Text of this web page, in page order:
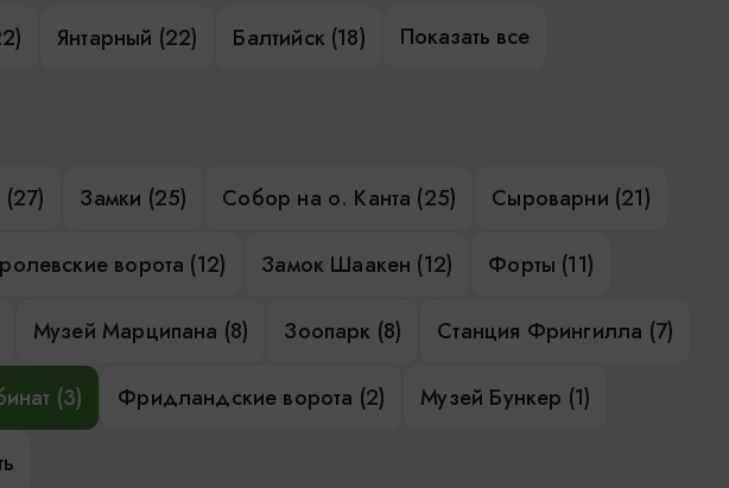
Янтарный (22) Балтийск (18) Показать все
Замки (25) Собор на о. Канта (25) Сыроварни (21)
ворота (12) Замок Шаакен (12) Форты (11)
Музей Марципана (8) Зоопарк (8) Станция Фрингилла (7)
(3) Фридландские ворота (2) Музей Бункер (1)